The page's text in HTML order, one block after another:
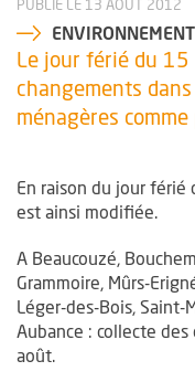
PUBLIÉ LE 13 AOÛT 2012
ENVIRONNEMENT
Le jour férié du 15
changements
ménagères
En raison du jour férié
est ainsi modifiée.
A Beaucouzé,
Grammoire, Mûrs-
Léger-des-Bois,
Aubance : collecte
août.